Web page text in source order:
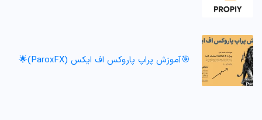
🎯آموزش پراپ پاروکس اف ایکس (ParoxFX)🌟